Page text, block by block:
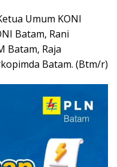
Umum KONI
Batam, Rani
Batam, Raja
Batam. (Btm/r)